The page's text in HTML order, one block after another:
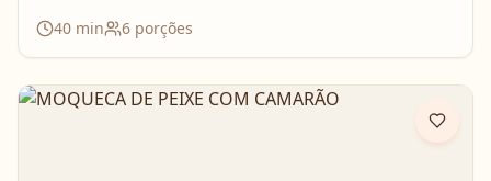
40 min 6 porções